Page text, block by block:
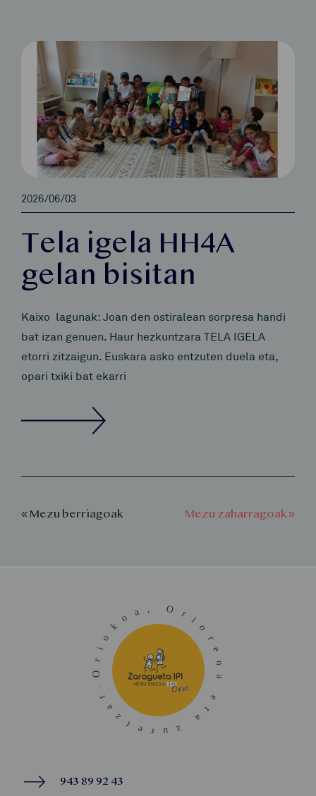
2026/06/03
Tela igela HH4A
gelan bisitan
Kaixo lagunak: Joan den ostiralean sorpresa handi
bat izan genuen. Haur hezkuntzara TELA IGELA
etorri zitzaigun. Euskara asko entzuten duela eta,
opari txiki bat ekarri
« Mezu berriagoak Mezu zaharragoak »
943 89 92 43